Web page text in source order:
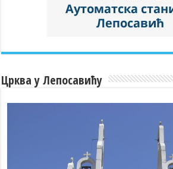
Црква у Лепосавићу